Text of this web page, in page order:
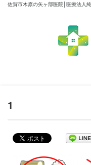
佐賀市木原の矢ヶ部医院│医療法人
1